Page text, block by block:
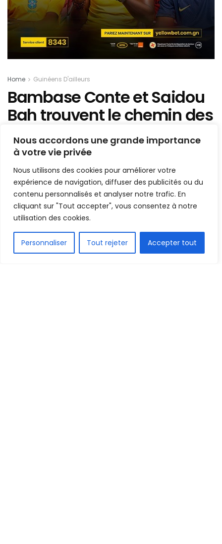
Nous accordons une grande importance
à votre vie privée
Nous utilisons des cookies pour améliorer votre
expérience de navigation, diffuser des publicités ou du
contenu personnalisés et analyser notre trafic. En
cliquant sur "Tout accepter", vous consentez à notre
utilisation des cookies.
Personnaliser Tout rejeter Accepter tout
Home Guinéens D'ailleurs
Bambase Conte et Saidou
Bah trouvent le chemin des
filets, Moriba Kourouma et
Aladji Bamba décisifs
Mis en ligne parAFRICASPORT
18 mai 2026
Temps de lecture:3 minutes
A A
FR